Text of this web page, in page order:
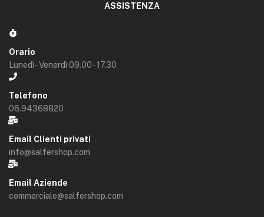
ASSISTENZA
Orario
Lunedì - Venerdì 09.00 - 17.30
Telefono
06.94368820
Email Clienti privati
info@salfershop.com
Email Aziende
commerciale@salfershop.com